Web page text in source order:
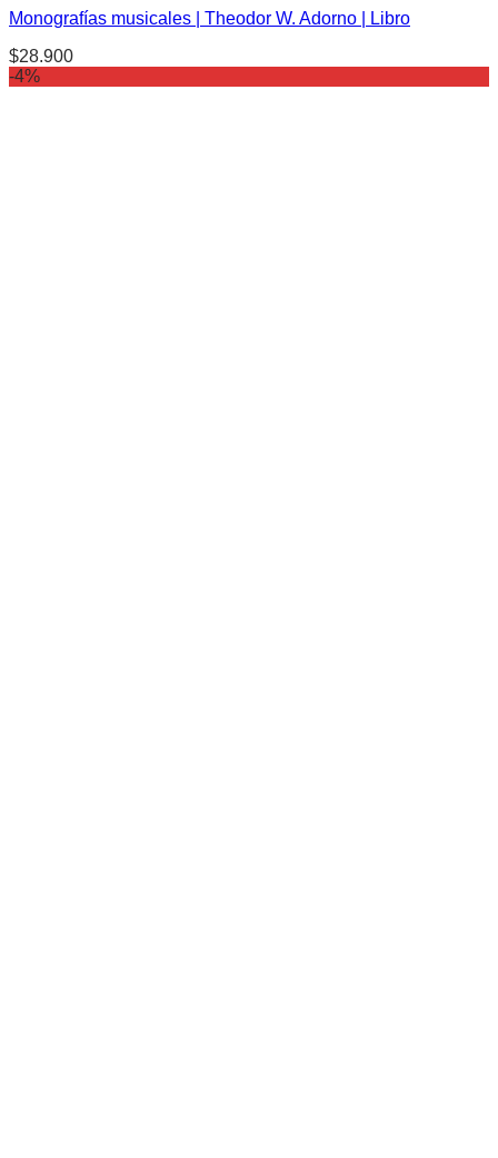
Monografías musicales | Theodor W. Adorno | Libro
$28.900
-4%